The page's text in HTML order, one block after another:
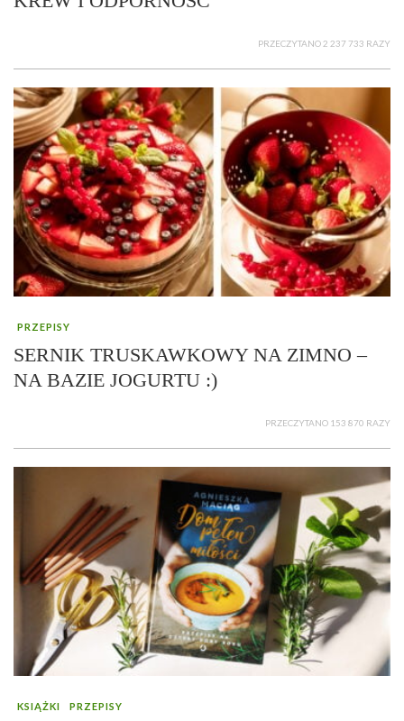
PRZECZYTANO 2 237 733 RAZY
PRZEPISY
SERNIK TRUSKAWKOWY NA ZIMNO –
NA BAZIE JOGURTU :)
PRZECZYTANO 153 870 RAZY
KSIĄŻKI PRZEPISY